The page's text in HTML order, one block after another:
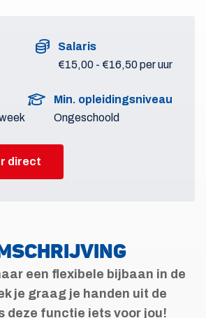
Salaris
€15,00 - €16,50 per uur
Min. opleidingsniveau
Ongeschoold
direct
een flexibele bijbaan in de
je graag je handen uit de
deze functie iets voor jou!